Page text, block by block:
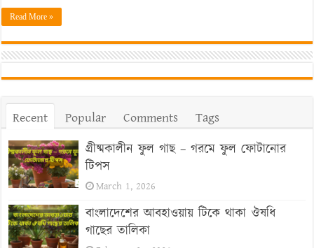
Read More »
Recent Popular Comments
Tags
গ্রীষ্মকালীন ফুল গাছ – গরমে ফুল ফোটানোর
টিপস
March 1, 2026
বাংলাদেশের আবহাওয়ায় টিকে থাকা ঔষধি
গাছের তালিকা